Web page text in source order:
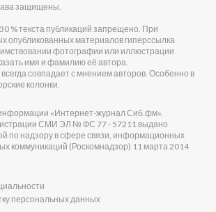
защищены.
% текста публикаций запрещено. При
опубликованных материалов гиперссылка
фотографии или иллюстрации
имя и фамилию её автора.
совпадает с мнением авторов. Особенно в
колонки.
«Интернет-журнал Сиб.фм».
СМИ ЭЛ № ФС 77 - 57211 выдано
по надзору в сфере связи, информационных
коммуникаций (Роскомнадзор) 11 марта 2014
персональных данных